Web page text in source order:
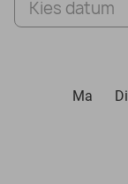
Kies datum
Ma
Di